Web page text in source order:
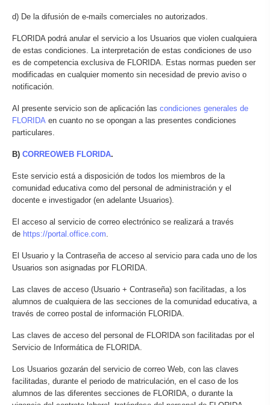
d) De la difusión de e-mails comerciales no autorizados.
FLORIDA podrá anular el servicio a los Usuarios que violen cualquiera
de estas condiciones. La interpretación de estas condiciones de uso
es de competencia exclusiva de FLORIDA. Estas normas pueden ser
modificadas en cualquier momento sin necesidad de previo aviso o
notificación.
Al presente servicio son de aplicación las condiciones generales de
FLORIDA en cuanto no se opongan a las presentes condiciones
particulares.
B) CORREOWEB FLORIDA.
Este servicio está a disposición de todos los miembros de la
comunidad educativa como del personal de administración y el
docente e investigador (en adelante Usuarios).
El acceso al servicio de correo electrónico se realizará a través
de https://portal.office.com.
El Usuario y la Contraseña de acceso al servicio para cada uno de los
Usuarios son asignadas por FLORIDA.
Las claves de acceso (Usuario + Contraseña) son facilitadas, a los
alumnos de cualquiera de las secciones de la comunidad educativa, a
través de correo postal de información FLORIDA.
Las claves de acceso del personal de FLORIDA son facilitadas por el
Servicio de Informática de FLORIDA.
Los Usuarios gozarán del servicio de correo Web, con las claves
facilitadas, durante el periodo de matriculación, en el caso de los
alumnos de las diferentes secciones de FLORIDA, o durante la